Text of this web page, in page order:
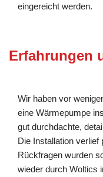
eingereicht werden.
Erfahrungen
Wir haben vor
eine Wärmepumpe
gut durchdachte,
Die Installation
Rückfragen wurden
wieder durch Woltics